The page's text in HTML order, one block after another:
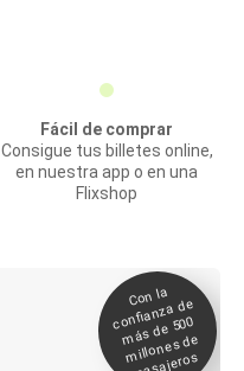
Fácil de comprar
Consigue tus billetes online,
en nuestra app o en una
Flixshop
Con la
confianza de
más de 500
millones de